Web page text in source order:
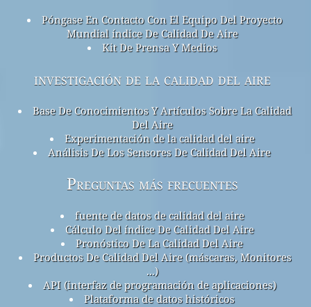
Póngase En Contacto Con El Equipo Del Proyecto
Mundial índice De Calidad De Aire
Kit De Prensa Y Medios
investigación de la calidad del aire
Base De Conocimientos Y Artículos Sobre La Calidad
Del Aire
Experimentación de la calidad del aire
Análisis De Los Sensores De Calidad Del Aire
Preguntas más frecuentes
fuente de datos de calidad del aire
Cálculo Del índice De Calidad Del Aire
Pronóstico De La Calidad Del Aire
Productos De Calidad Del Aire (máscaras, Monitores
...)
API (interfaz de programación de aplicaciones)
Plataforma de datos históricos